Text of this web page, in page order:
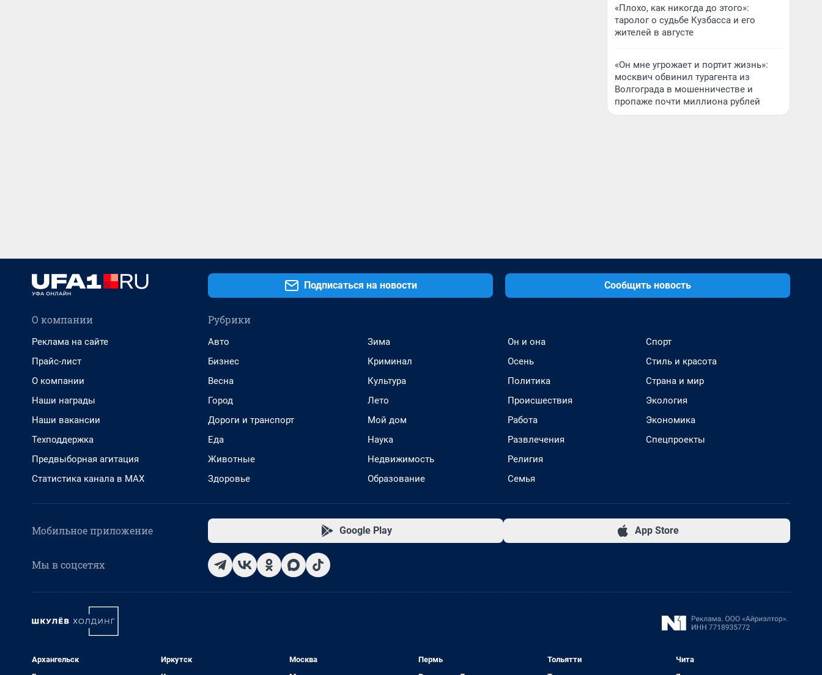
«Плохо, как никогда до этого»:
таролог о судьбе Кузбасса и его
жителей в августе
«Он мне угрожает и портит жизнь»:
москвич обвинил турагента из
Волгограда в мошенничестве и
пропаже почти миллиона рублей
Подписаться на новости Сообщить новость
О компании
Реклама на сайте
Прайс-лист
О компании
Наши награды
Наши вакансии
Техподдержка
Предвыборная агитация
Статистика канала в MAX
Рубрики
Авто
Бизнес
Весна
Город
Дороги и транспорт
Еда
Животные
Здоровье
Зима
Криминал
Культура
Лето
Мой дом
Наука
Недвижимость
Образование
Он и она
Осень
Политика
Происшествия
Работа
Развлечения
Религия
Семья
Спорт
Стиль и красота
Страна и мир
Экология
Экономика
Спецпроекты
Мобильное приложение Google Play App Store
Мы в соцсетях
Архангельск
Иркутск
Москва
Пермь
Тольятти
Чита